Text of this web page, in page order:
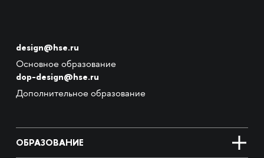
design@hse.ru
Основное образование
dop-design@hse.ru
Дополнительное образование
ОБРАЗОВАНИЕ